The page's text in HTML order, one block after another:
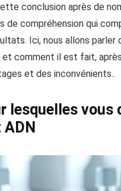
conclusion après de
de compréhension qui
Ici, nous allons parler
et comment il est fait,
et des inconvénients..
lesquelles vous